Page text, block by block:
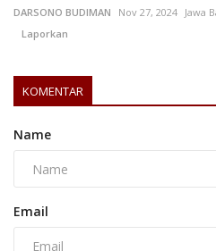
DARSONO BUDIMAN Nov 27, 2024 Jawa
Laporkan
KOMENTAR
Name
Email